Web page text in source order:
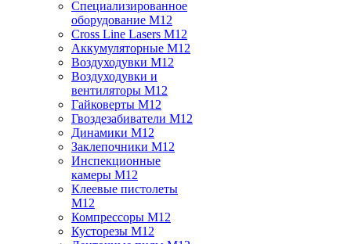
Специализированное
оборудование M12
Cross Line Lasers M12
Аккумуляторные M12
Воздуходувки M12
Воздуходувки и
вентиляторы M12
Гайковерты M12
Гвоздезабиватели M12
Динамики M12
Заклепочники M12
Инспекционные
камеры M12
Клеевые пистолеты
M12
Компрессоры M12
Кусторезы M12